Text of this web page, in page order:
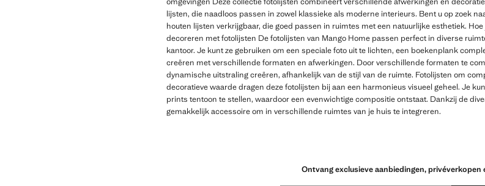
lijsten, die naadloos passen in zowel klassieke als moderne interieurs. Bent u op zoek
houten lijsten verkrijgbaar, die goed passen in ruimtes met een natuurlijke esthetiek.
decoreren met fotolijsten De fotolijsten van Mango Home passen perfect in diverse
kantoor. Je kunt ze gebruiken om een ​​speciale foto uit te lichten, een boekenplank
creëren met verschillende formaten en afwerkingen. Door verschillende formaten te
dynamische uitstraling creëren, afhankelijk van de stijl van de ruimte. Fotolijsten om
decoratieve waarde dragen deze fotolijsten bij aan een harmonieus visueel geheel. Je
prints tentoon te stellen, waardoor een evenwichtige compositie ontstaat. Dankzij de
gemakkelijk accessoire om in verschillende ruimtes van je huis te integreren.
Ontvang exclusieve aanbiedingen, privéverkopen